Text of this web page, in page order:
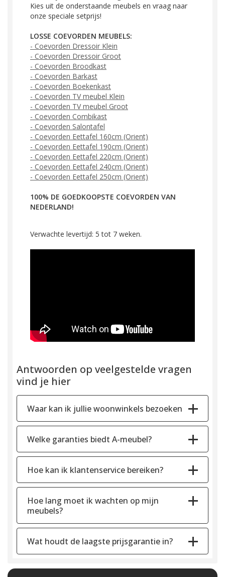
Kies uit de onderstaande meubels en vraag naar
onze speciale setprijs!
LOSSE COEVORDEN MEUBELS:
- Coevorden Dressoir Klein
- Coevorden Dressoir Groot
- Coevorden Broodkast
- Coevorden Barkast
- Coevorden Boekenkast
- Coevorden TV meubel Klein
- Coevorden TV meubel Groot
- Coevorden Combikast
- Coevorden Salontafel
- Coevorden Eettafel 160cm (Orient)
- Coevorden Eettafel 190cm (Orient)
- Coevorden Eettafel 220cm (Orient)
- Coevorden Eettafel 240cm (Orient)
- Coevorden Eettafel 250cm (Orient)
100% DE GOEDKOOPSTE COEVORDEN VAN
NEDERLAND!
Verwachte levertijd: 5 tot 7 weken.
Antwoorden op veelgestelde vragen
vind je hier
Waar kan ik jullie woonwinkels bezoeken
Welke garanties biedt A-meubel?
Hoe kan ik klantenservice bereiken?
Hoe lang moet ik wachten op mijn
meubels?
Wat houdt de laagste prijsgarantie in?